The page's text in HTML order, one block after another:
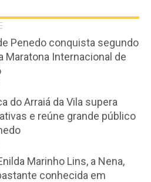
Penedo conquista segundo
Maratona Internacional de
do Arraiá da Vila supera
e reúne grande público
Marinho Lins, a Nena,
conhecida em